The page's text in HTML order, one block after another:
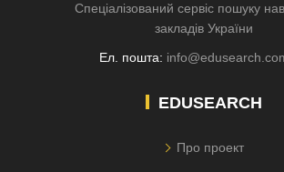
Спеціалізований сервіс пошуку
закладів України
Ел. пошта:
EDUSEARCH
Про проект